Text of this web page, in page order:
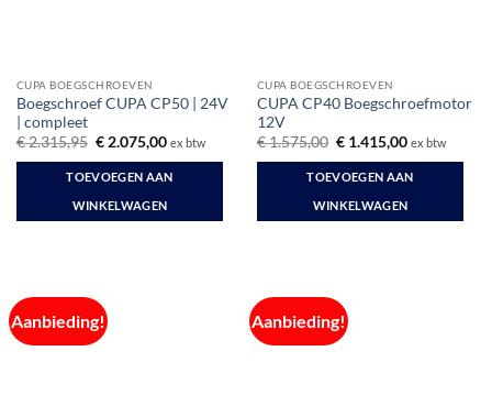
CUPA BOEGSCHROEVEN
Boegschroef CUPA CP50 | 24V
| compleet
€2.315,95 Oorspronkelijke
was:
€ 2.315,95.
€2.075,00Huidige
is:
€ 2.075,00.
ex btw
TOEVOEGEN AAN
WINKELWAGEN
CUPA BOEGSCHROEVEN
CUPA CP40 Boegschroefmotor
12V
€1.575,00 Oorspronkelijke
was:
€ 1.575,00.
€1.415,00Huidige
is:
€ 1.415,00.
ex btw
TOEVOEGEN AAN
WINKELWAGEN
Aanbieding! Aanbieding!